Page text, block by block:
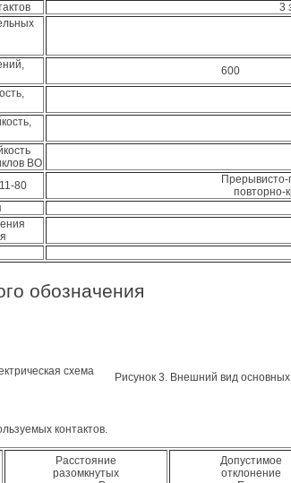
3
600
ВО
80
повторно-
обозначения
схема
Рисунок 3. Внешний вид основных
контактов.
Расстояние
разомкнутых
Допустимое
отклонение